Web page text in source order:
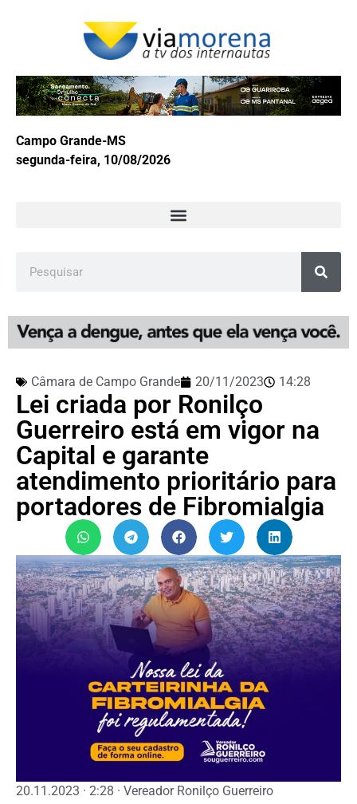
Campo Grande-MS
segunda-feira, 10/08/2026
Câmara de Campo Grande 20/11/2023 14:28
Lei criada por Ronilço
Guerreiro está em vigor na
Capital e garante
atendimento prioritário para
portadores de Fibromialgia
20.11.2023 · 2:28 · Vereador Ronilço Guerreiro